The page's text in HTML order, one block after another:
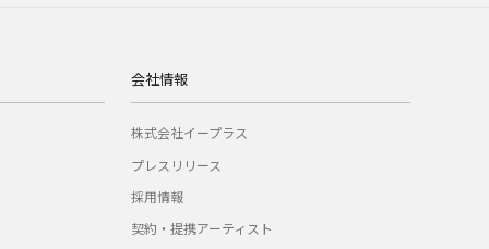
会社情報
株式会社イープラス
プレスリリース
採用情報
契約・提携アーティスト